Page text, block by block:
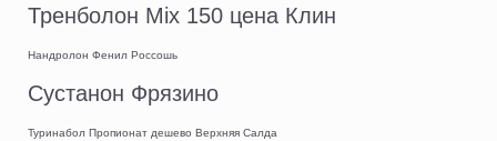
Тренболон Mix 150 цена Клин
Нандролон Фенил Россошь
Сустанон Фрязино
Туринабол Пропионат дешево Верхняя Салда